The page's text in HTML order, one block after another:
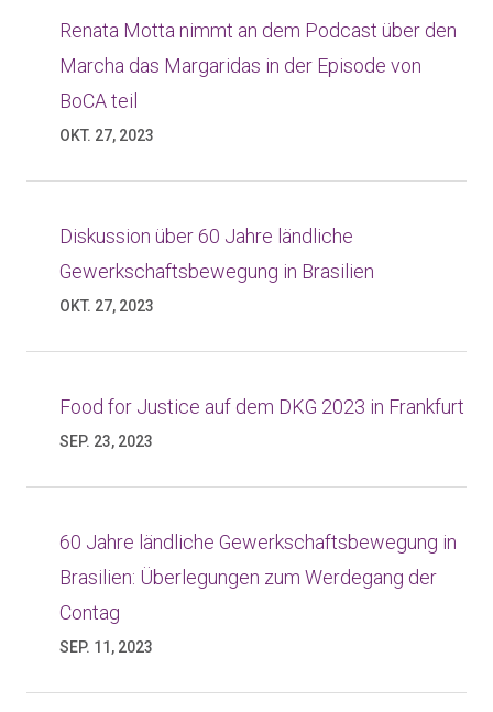
Renata Motta nimmt an dem Podcast über den
Marcha das Margaridas in der Episode von
BoCA teil
OKT. 27, 2023
Diskussion über 60 Jahre ländliche
Gewerkschaftsbewegung in Brasilien
OKT. 27, 2023
Food for Justice auf dem DKG 2023 in Frankfurt
SEP. 23, 2023
60 Jahre ländliche Gewerkschaftsbewegung in
Brasilien: Überlegungen zum Werdegang der
Contag
SEP. 11, 2023